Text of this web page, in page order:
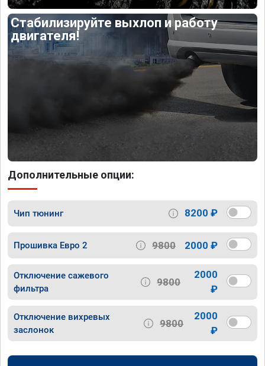
Стабилизируйте выхлоп и работу
двигателя!
Дополнительные опции:
Чип тюнинг 8200 ₽
Прошивка Евро 2 9800 2000 ₽
Отключение сажевого
фильтра
9800
2000
₽
Отключение вихревых
заслонок
9800
2000
₽